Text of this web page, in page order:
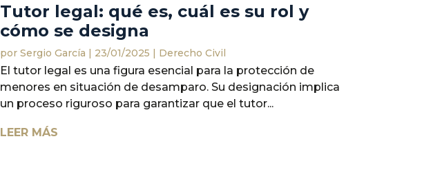
Tutor legal: qué es, cuál es su rol y
cómo se designa
porSergio García | 23/01/2025 | Derecho Civil
El tutor legal es una figura esencial para la protección de
menores en situación de desamparo. Su designación implica
un proceso riguroso para garantizar que el tutor...
LEER MÁS